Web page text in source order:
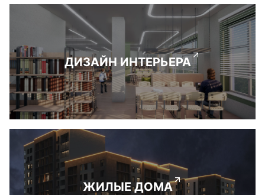
ДИЗАЙН ИНТЕРЬЕРА
ЖИЛЫЕ ДОМА